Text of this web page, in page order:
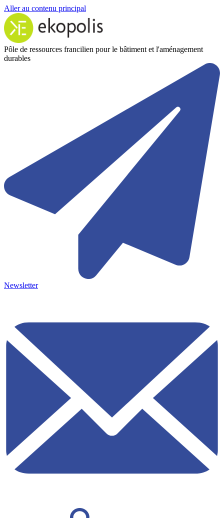
Aller au contenu principal
Pôle de ressources francilien pour le bâtiment et l'aménagement
durables
Newsletter